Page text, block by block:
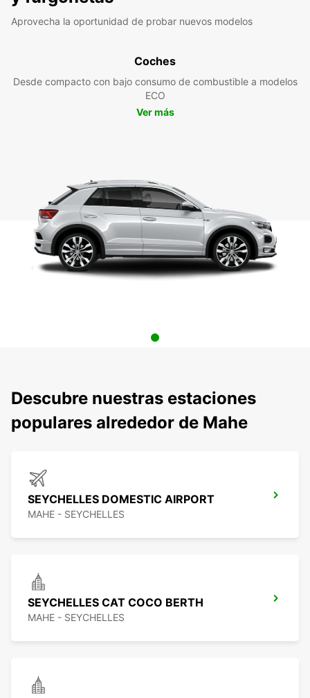
Aprovecha la oportunidad de probar nuevos modelos
Coches
Desde compacto con bajo consumo de combustible a modelos
ECO
Ver más
Descubre nuestras estaciones
populares alrededor de Mahe
SEYCHELLES DOMESTIC AIRPORT
MAHE - SEYCHELLES
SEYCHELLES CAT COCO BERTH
MAHE - SEYCHELLES